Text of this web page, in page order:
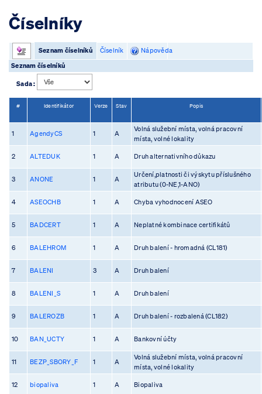
Číselníky
Seznam číselníků Číselník
Nápověda
Seznam číselníků
Sada :
# Identifikátor Verze Stav Popis
1 AgendyCS 1 A
Volná služební místa, volná pracovní
místa, volné lokality
2 ALTEDUK 1 A Druh alternativního důkazu
3 ANONE 1 A
Určení,platnosti či výskytu příslušného
atributu (0-NE,1-ANO)
4 ASEOCHB 1 A Chyba vyhodnocení ASEO
5 BADCERT 1 A Neplatné kombinace certifikátů
6 BALEHROM 1 A Druh balení - hromadná (CL181)
7 BALENI 3 A Druh balení
8 BALENI_S 1 A Druh balení
9 BALEROZB 1 A Druh balení - rozbalená (CL182)
10 BAN_UCTY 1 A Bankovní účty
11 BEZP_SBORY_F 1 A
Volná služební místa, volná pracovní
místa, volné lokality
12 biopaliva 1 A Biopaliva